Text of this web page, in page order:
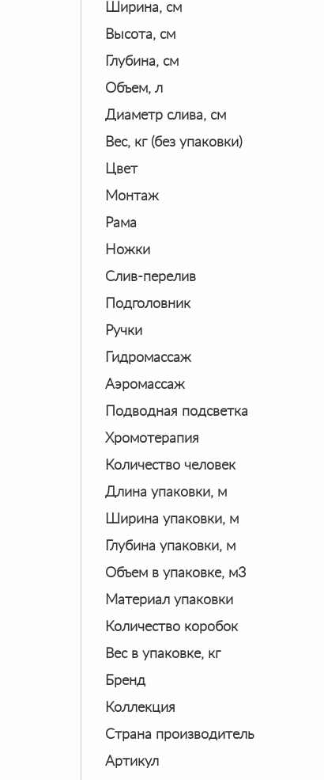
Ширина, см
Высота, см
Глубина, см
Объем, л
Диаметр слива, см
Вес, кг (без упаковки)
Цвет
Монтаж
Рама
Ножки
Слив-перелив
Подголовник
Ручки
Гидромассаж
Аэромассаж
Подводная подсветка
Хромотерапия
Количество человек
Длина упаковки, м
Ширина упаковки, м
Глубина упаковки, м
Объем в упаковке, м3
Материал упаковки
Количество коробок
Вес в упаковке, кг
Бренд
Коллекция
Страна производитель
Артикул